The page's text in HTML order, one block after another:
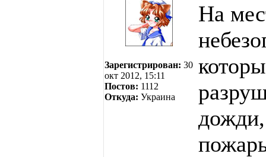
Зарегистрирован: 30
окт 2012, 15:11
Постов: 1112
Откуда: Украина
На